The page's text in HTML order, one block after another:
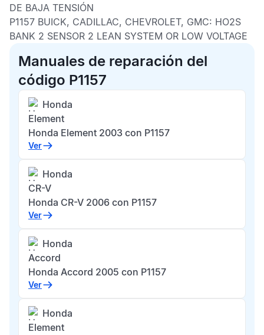
DE BAJA TENSIÓN
P1157 BUICK, CADILLAC, CHEVROLET, GMC: HO2S
BANK 2 SENSOR 2 LEAN SYSTEM OR LOW VOLTAGE
Manuales de reparación del
código P1157
Honda
Element
Honda Element 2003 con P1157
Ver
Honda
CR-V
Honda CR-V 2006 con P1157
Ver
Honda
Accord
Honda Accord 2005 con P1157
Ver
Honda
Element